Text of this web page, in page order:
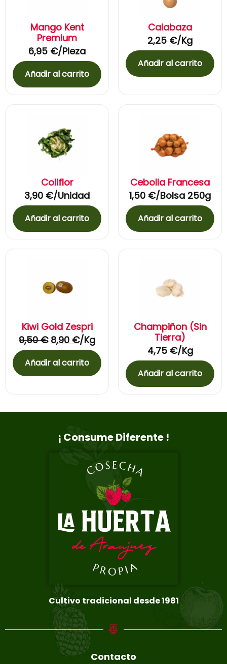
Mango Kent
Premium
6,95 €/Pieza
Añadir al carrito
Calabaza
2,25 €/Kg
Añadir al carrito
Coliflor
3,90 €/Unidad
Añadir al carrito
Cebolla Francesa
1,50 €/Bolsa 250g
Añadir al carrito
Kiwi Gold Zespri
9,50€ 8,90 €/Kg
Añadir al carrito
Champiñon (Sin
Tierra)
4,75 €/Kg
Añadir al carrito
¡ Consume Diferente !
Cultivo tradicional desde 1981
Contacto